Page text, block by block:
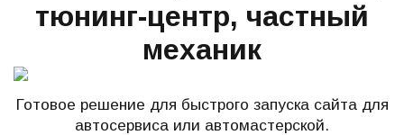
тюнинг-центр, частный
механик
Готовое решение для быстрого запуска сайта для
автосервиса или автомастерской.